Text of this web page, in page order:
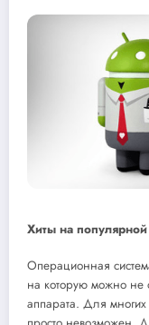
Хиты на
Операционная
на которую можно не
аппарата. Для